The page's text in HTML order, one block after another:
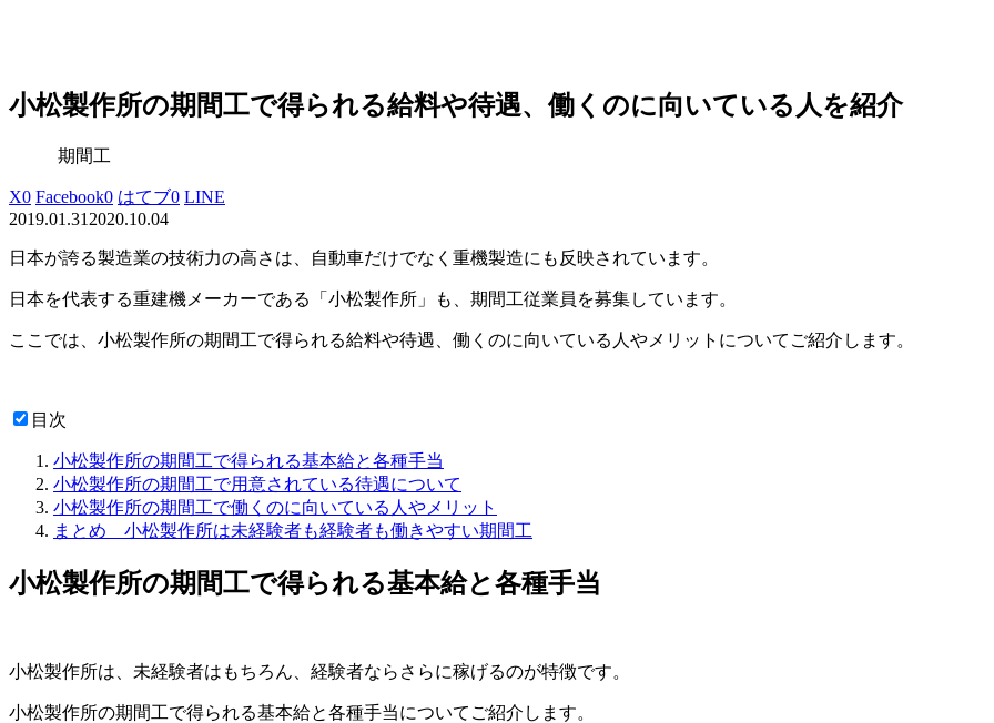
小松製作所の期間工で得られる給料や待遇、働くのに向いている人を紹介
期間工
X0 Facebook0 はてブ0 LINE
2019.01.31 2020.10.04
日本が誇る製造業の技術力の高さは、自動車だけでなく重機製造にも反映されています。
日本を代表する重建機メーカーである 「小松製作所」 も、期間工従業員を募集しています。
ここでは、小松製作所の期間工で得られる給料や待遇、働くのに向いている人やメリットについてご紹介します。
目次
小松製作所の期間工で得られる基本給と各種手当
小松製作所の期間工で用意されている待遇について
小松製作所の期間工で働くのに向いている人やメリット
まとめ 小松製作所は未経験者も経験者も働きやすい期間工
小松製作所の期間工で得られる基本給と各種手当
小松製作所は、未経験者はもちろん、経験者ならさらに稼げるのが特徴です。
小松製作所の期間工で得られる基本給と各種手当についてご紹介します。